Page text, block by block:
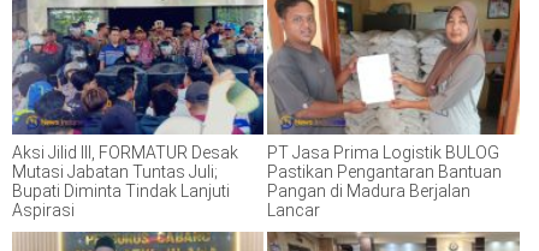
Aksi Jilid III, FORMATUR Desak
Mutasi Jabatan Tuntas Juli;
Bupati Diminta Tindak Lanjuti
Aspirasi
PT Jasa Prima Logistik BULOG
Pastikan Pengantaran Bantuan
Pangan di Madura Berjalan
Lancar